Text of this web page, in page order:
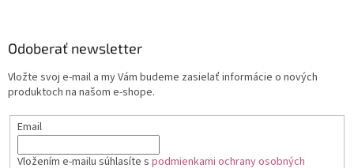
Odoberať newsletter
Vložte svoj e-mail a my Vám budeme zasielať informácie o nových
produktoch na našom e-shope.
Email
Vložením e-mailu súhlasíte s podmienkami ochrany osobných